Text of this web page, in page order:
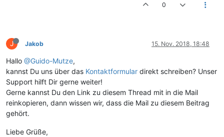
0
J Jakob 15. Nov. 2018, 18:48
Hallo @Guido-Mutze,
kannst Du uns über das Kontaktformular direkt schreiben? Unser
Support hilft Dir gerne weiter!
Gerne kannst Du den Link zu diesem Thread mit in die Mail
reinkopieren, dann wissen wir, dass die Mail zu diesem Beitrag
gehört.
Liebe Grüße,